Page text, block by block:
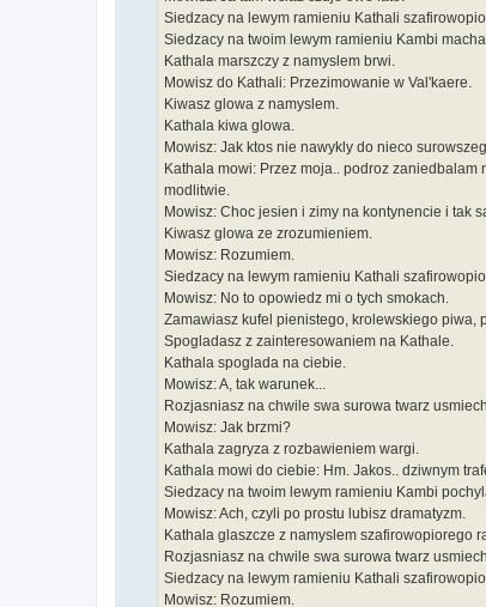
Siedzacy na lewym ramieniu Kathali
Siedzacy na twoim lewym ramieniu Kambi
Kathala marszczy z namyslem brwi.
Mowisz do Kathali: Przezimowanie w Val'kaere.
Kiwasz glowa z namyslem.
Kathala kiwa glowa.
Mowisz: Jak ktos nie nawykly do nieco
Kathala mowi: Przez moja.. podroz
modlitwie.
Mowisz: Choc jesien i zimy na kontynencie i tak
Kiwasz glowa ze zrozumieniem.
Mowisz: Rozumiem.
Siedzacy na lewym ramieniu Kathali
Mowisz: No to opowiedz mi o tych smokach.
Zamawiasz kufel pienistego, krolewskiego piwa,
Spogladasz z zainteresowaniem na Kathale.
Kathala spoglada na ciebie.
Mowisz: A, tak warunek...
Rozjasniasz na chwile swa surowa twarz
Mowisz: Jak brzmi?
Kathala zagryza z rozbawieniem wargi.
Kathala mowi do ciebie: Hm. Jakos.. dziwnym
Siedzacy na twoim lewym ramieniu Kambi
Mowisz: Ach, czyli po prostu lubisz dramatyzm.
Kathala glaszcze z namyslem szafirowopiorego
Rozjasniasz na chwile swa surowa twarz
Siedzacy na lewym ramieniu Kathali
Mowisz: Rozumiem.